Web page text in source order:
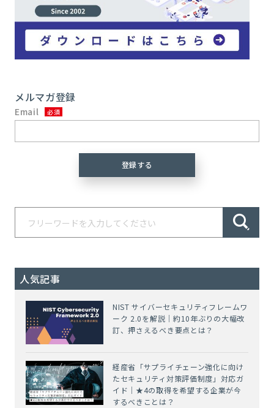
メルマガ登録
Email
人気記事
NIST サイバーセキュリティフレームワ
ーク 2.0を解説｜約10年ぶりの大幅改
訂、押さえるべき要点とは？
経産省「サプライチェーン強化に向け
たセキュリティ対策評価制度」対応ガ
イド｜★4の取得を希望する企業が今
するべきことは？